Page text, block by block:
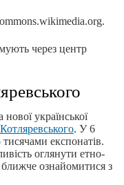
через центр
української
. У 6
експонатів.
оглянути етно-
ознайомитися з